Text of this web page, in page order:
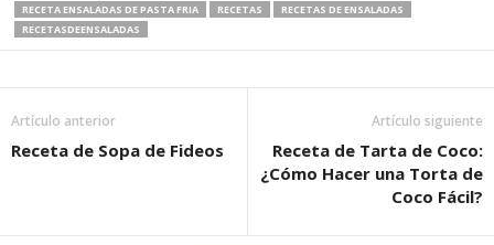
RECETA ENSALADAS DE PASTA FRIA
RECETAS
RECETAS DE ENSALADAS
RECETASDEENSALADAS
Artículo anterior
Receta de Sopa de Fideos
Artículo siguiente
Receta de Tarta de Coco:
¿Cómo Hacer una Torta de
Coco Fácil?